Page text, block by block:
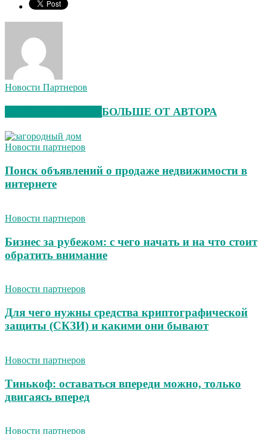
Новости Партнеров
БОЛЬШЕ ОТ АВТОРА
Новости партнеров
Поиск объявлений о продаже недвижимости в
интернете
Новости партнеров
Бизнес за рубежом: с чего начать и на что стоит
обратить внимание
Новости партнеров
Для чего нужны средства криптографической
защиты (СКЗИ) и какими они бывают
Новости партнеров
Тинькоф: оставаться впереди можно, только
двигаясь вперед
Новости партнеров